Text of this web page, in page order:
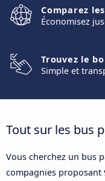
Comparez
Économisez
Trouvez le
Simple et
Tout sur les bus
Vous cherchez un bus
compagnies proposant